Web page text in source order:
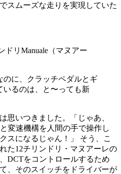
スムーズな走りを実現していた
に、クラッチペダルとギ
いるのは、と〜っても新
思いつきました。「じゃあ、
変速機構を人間の手で操作し
スになるじゃん！」 そう、こ
た12チリンドリ・マヌアーレの
DCTをコントロールするため
、そのスイッチをドライバーが